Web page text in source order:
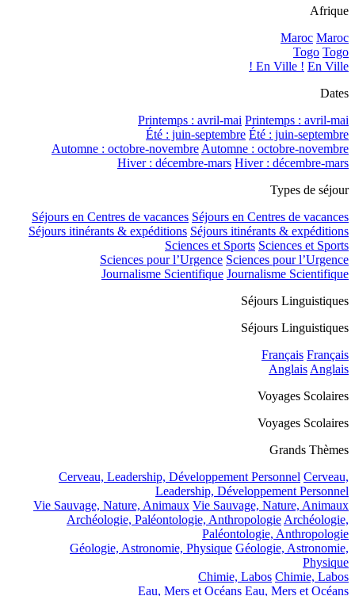
Afrique
Maroc Maroc
Togo Togo
En Ville ! En Ville !
Dates
Printemps : avril-mai Printemps : avril-mai
Été : juin-septembre Été : juin-septembre
Automne : octobre-novembreAutomne : octobre-novembre
Hiver : décembre-mars Hiver : décembre-mars
Types de séjour
Séjours en Centres de vacances Séjours en Centres de vacances
Séjours itinérants & expéditions Séjours itinérants & expéditions
Sciences et Sports Sciences et Sports
Sciences pour l’Urgence Sciences pour l’Urgence
Journalisme Scientifique Journalisme Scientifique
Séjours Linguistiques
Séjours Linguistiques
Français Français
AnglaisAnglais
Voyages Scolaires
Voyages Scolaires
Grands Thèmes
Cerveau, Leadership, Développement Personnel Cerveau,
Leadership, Développement Personnel
Vie Sauvage, Nature, Animaux Vie Sauvage, Nature, Animaux
Archéologie, Paléontologie, AnthropologieArchéologie,
Paléontologie, Anthropologie
Géologie, Astronomie, Physique Géologie, Astronomie,
Physique
Chimie, Labos Chimie, Labos
Eau, Mers et Océans Eau, Mers et Océans